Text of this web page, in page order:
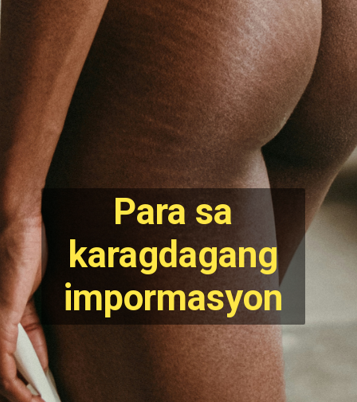
Para sa
karagdagang
impormasyon